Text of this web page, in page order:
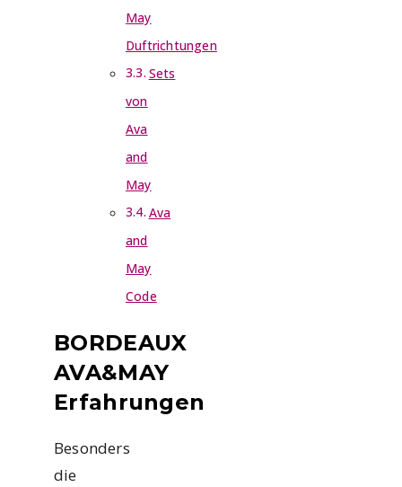
May
Duftrichtungen
Sets
von
Ava
and
May
Ava
and
May
Code
BORDEAUX
AVA&MAY
Erfahrungen
Besonders
die